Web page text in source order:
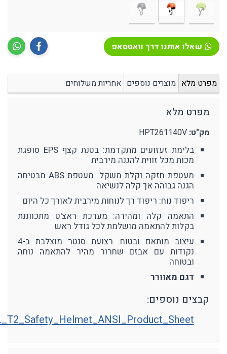
שאלו אותנו דרך וואטסאפ
מפרט מלא מוצרים נוספים אחריות משלוחים
מפרט מלא
מק"ט: HPT261140V
בלימת זעזועים מתקדמת: בטנת קצף EPS סופגת
מכות מכל זווית להגנה מירבית
מעטפת חזקה וקלת משקל: מעטפת ABS מבטיחה
הגנה גבוהה אך קלה לנשיאה
ריפוד נוח: ריפוד רך לנוחות מירבית לאורך כל היום
התאמה קלה ומהירה: מערכת ראצ'ט מתכווננת
בקלות להתאמה מושלמת לכל גודל ראש
עיצוב מותאם ובטוח: רצועת סנטר מוצלבת ב-4
נקודות עם אבזם שחרור מהיר להתאמה נוחה
ובטוחה
דגם מאוורר
קבצים נוספים: